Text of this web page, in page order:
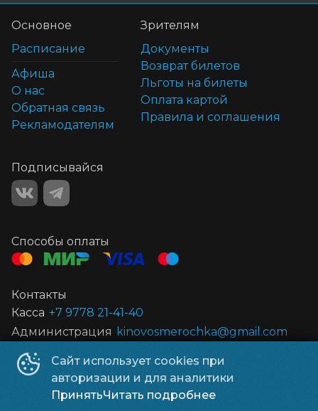
Сайт использует cookies при
авторизации и для аналитики
ПринятьЧитать подробнее
Основное
Расписание
Афиша
О нас
Обратная связь
Рекламодателям
Зрителям
Документы
Возврат билетов
Льготы на билеты
Оплата картой
Правила и соглашения
Подписывайся
Способы оплаты
Контакты
Касса +7 9778 21-41-40
Администрация kinovosmerochka@gmail.com
ИП Прокофьева © 2011- 2026
Powered byp24.app